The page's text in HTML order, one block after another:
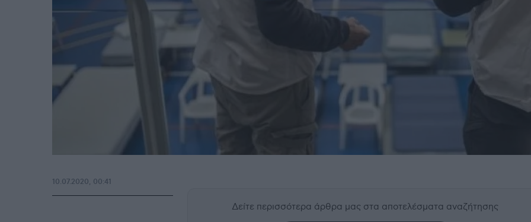
Δείτε περισσότερα άρθρα μας στα αποτελέσματα αναζήτησης
10.07.2020, 00:41